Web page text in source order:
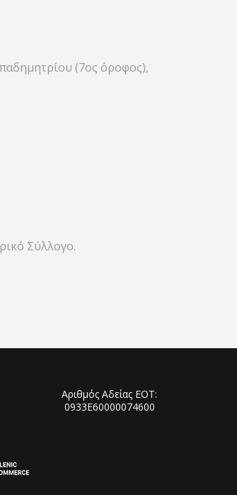
(7ος όροφος),
Σύλλογο.
Αριθμός Αδείας ΕΟΤ:
0933Ε60000074600